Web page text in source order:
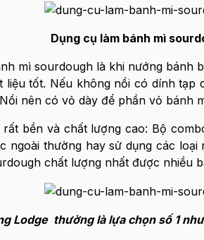
Dụng cụ làm bánh mì
mì sourdough là khi nướng bánh
liệu tốt. Nếu không nồi có dính
nên có vỏ dày để phần vỏ bánh
bền và chất lượng cao: Bộ
ngoài thường hay sử dụng các
chất lượng nhất được nhiều
Lodge thường là lựa chọn số 1